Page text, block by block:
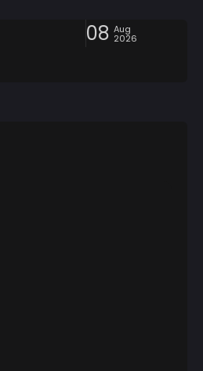
08 Aug
2026